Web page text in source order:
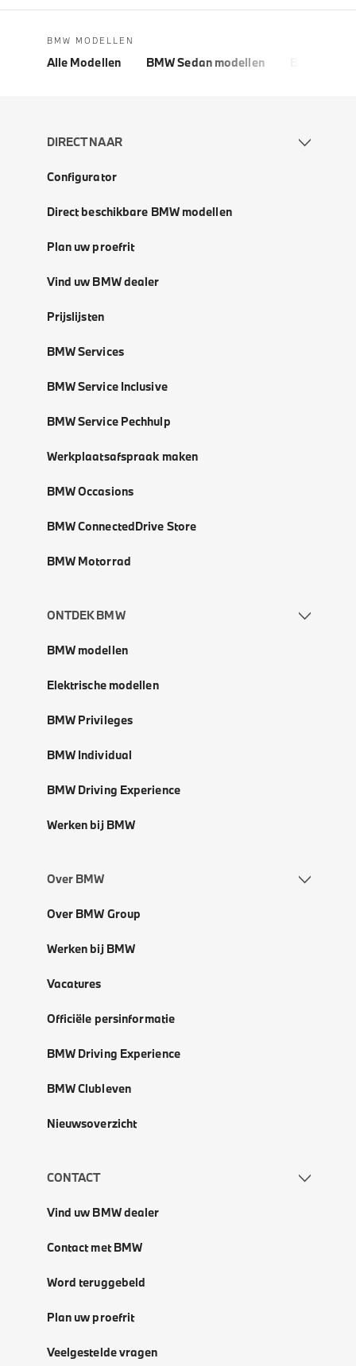
BMW MODELLEN
Alle Modellen BMW Sedan modellen
DIRECT NAAR
Configurator
Direct beschikbare BMW modellen
Plan uw proefrit
Vind uw BMW dealer
Prijslijsten
BMW Services
BMW Service Inclusive
BMW Service Pechhulp
Werkplaatsafspraak maken
BMW Occasions
BMW ConnectedDrive Store
BMW Motorrad
ONTDEK BMW
BMW modellen
Elektrische modellen
BMW Privileges
BMW Individual
BMW Driving Experience
Werken bij BMW
Over BMW
Over BMW Group
Werken bij BMW
Vacatures
Officiële persinformatie
BMW Driving Experience
BMW Clubleven
Nieuwsoverzicht
CONTACT
Vind uw BMW dealer
Contact met BMW
Word teruggebeld
Plan uw proefrit
Veelgestelde vragen